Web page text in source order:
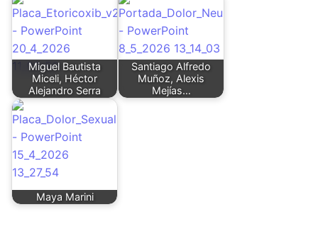
Miguel Bautista
Miceli, Héctor
Alejandro Serra
Santiago Alfredo
Muñoz, Alexis
Mejías…
Maya Marini